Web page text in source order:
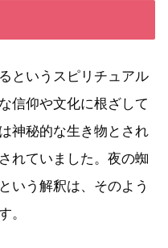
というスピリチュアル
信仰や文化に根ざして
神秘的な生き物とされ
れていました。夜の蜘
いう解釈は、そのよう
。